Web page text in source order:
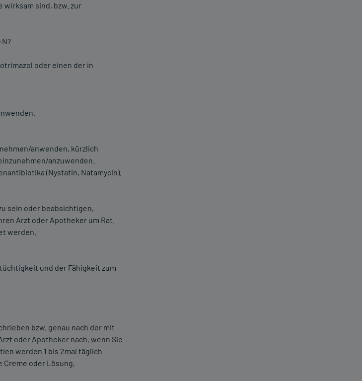
wirksam sind, bzw. zur
oder einen der in
anwenden, kürzlich
anzuwenden.
(Nystatin, Natamycin).
sein oder beabsichtigen,
Arzt oder Apotheker um Rat.
werden.
und der Fähigkeit zum
bzw. genau nach der mit
oder Apotheker nach, wenn Sie
werden 1 bis 2mal täglich
Creme oder Lösung,